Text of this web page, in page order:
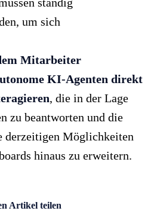
um sich
Mitarbeiter
KI-Agenten direkt
, die in der Lage
zu beantworten und die
derzeitigen Möglichkeiten
hinaus zu erweitern.
Artikel teilen